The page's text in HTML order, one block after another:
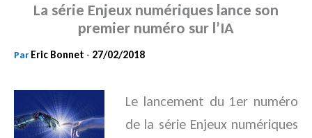
La série Enjeux numériques lance son
premier numéro sur l’IA
Par Eric Bonnet - 27/02/2018
Le lancement du 1er numéro
de la série Enjeux numériques